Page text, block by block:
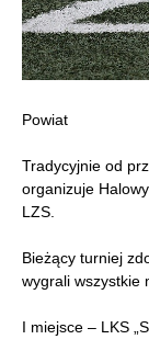
Powiat
Tradycyjnie od
organizuje
LZS.
Bieżący turniej
wygrali wszystkie
I miejsce – LKS